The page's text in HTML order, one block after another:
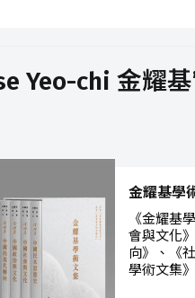
Yeo-chi 金耀基
金耀基學
《金耀基
會與文化
向》、《
學術文集